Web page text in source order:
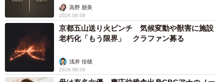
く…高野 朋美
2026.08.09
京都五山送り火ピンチ 気候変動や獣害に施設
老朽化「もう限界」 クラファン募る
浅井 佳穂
2026.08.09